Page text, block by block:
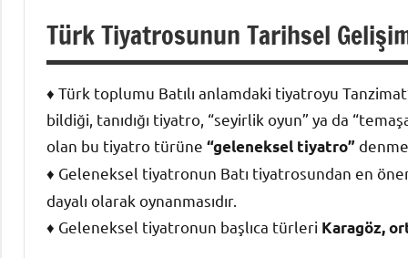
Sitesi
Türk Tiyatrosunun Tarihsel
♦ Türk toplumu Batılı anlamdaki tiyatroyu
bildiği, tanıdığı tiyatro, “seyirlik oyun” ya da
olan bu tiyatro türüne “geleneksel tiyatro”
♦ Geleneksel tiyatronun Batı tiyatrosundan en
dayalı olarak oynanmasıdır.
♦ Geleneksel tiyatronun başlıca türleri Karagöz,